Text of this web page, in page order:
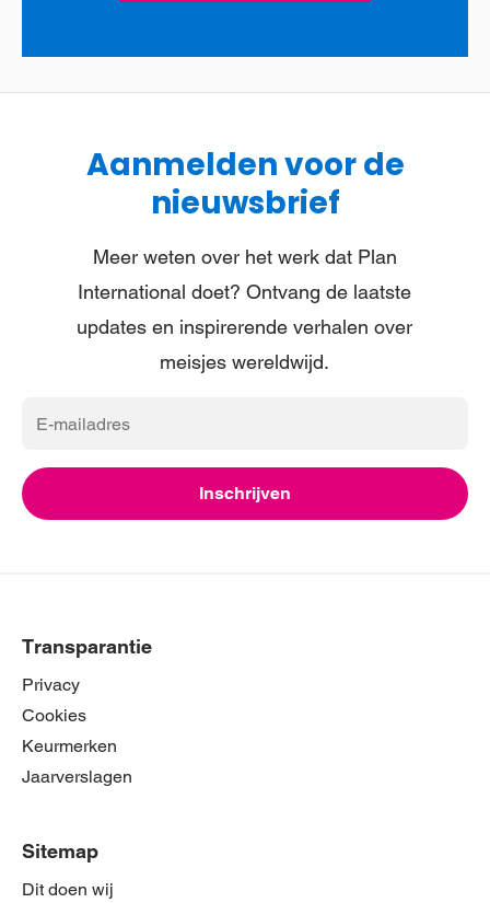
Aanmelden voor de
nieuwsbrief
Meer weten over het werk dat Plan
International doet? Ontvang de laatste
updates en inspirerende verhalen over
meisjes wereldwijd.
E-
Inschrijven
Transparantie
Privacy
Cookies
Keurmerken
Jaarverslagen
Sitemap
Dit doen wij